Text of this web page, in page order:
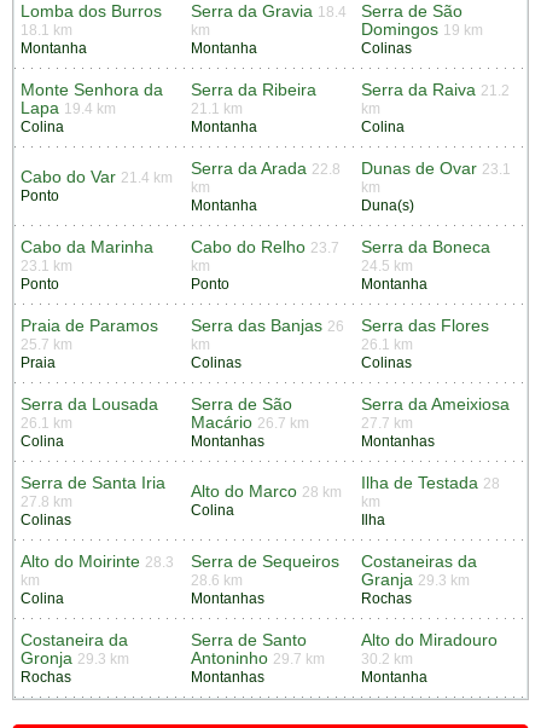
Lomba dos Burros
18.1 km
Montanha
Serra da Gravia 18.4
km
Montanha
Serra de São
Domingos 19 km
Colinas
Monte Senhora da
Lapa 19.4 km
Colina
Serra da Ribeira
21.1 km
Montanha
Serra da Raiva 21.2
km
Colina
Cabo do Var 21.4 km
Ponto
Serra da Arada 22.8
km
Montanha
Dunas de Ovar 23.1
km
Duna(s)
Cabo da Marinha
23.1 km
Ponto
Cabo do Relho 23.7
km
Ponto
Serra da Boneca
24.5 km
Montanha
Praia de Paramos
25.7 km
Praia
Serra das Banjas 26
km
Colinas
Serra das Flores
26.1 km
Colinas
Serra da Lousada
26.1 km
Colina
Serra de São
Macário 26.7 km
Montanhas
Serra da Ameixiosa
27.7 km
Montanhas
Serra de Santa Iria
27.8 km
Colinas
Alto do Marco 28 km
Colina
Ilha de Testada 28
km
Ilha
Alto do Moirinte 28.3
km
Colina
Serra de Sequeiros
28.6 km
Montanhas
Costaneiras da
Granja 29.3 km
Rochas
Costaneira da
Gronja 29.3 km
Rochas
Serra de Santo
Antoninho 29.7 km
Montanhas
Alto do Miradouro
30.2 km
Montanha